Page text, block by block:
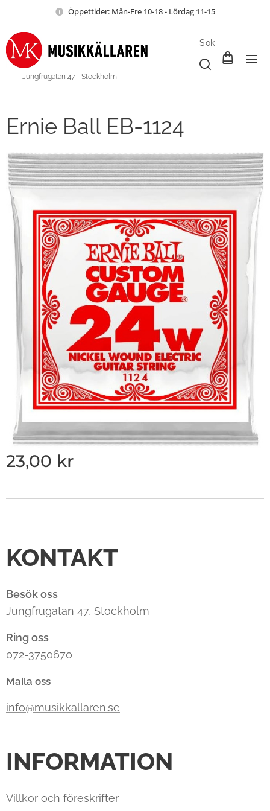
Öppettider: Mån-Fre 10-18 - Lördag 11-15
Jungfrugatan 47 - Stockholm
Sök
Ernie Ball EB-1124
23,00 kr
KONTAKT
Besök oss
Jungfrugatan 47, Stockholm
Ring oss
072-3750670
Maila oss
info@musikkallaren.se
INFORMATION
Villkor och föreskrifter